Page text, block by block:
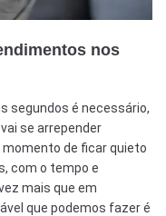
nos
segundos é necessário,
se arrepender
de ficar quieto
com o tempo e
mais que em
que podemos fazer é